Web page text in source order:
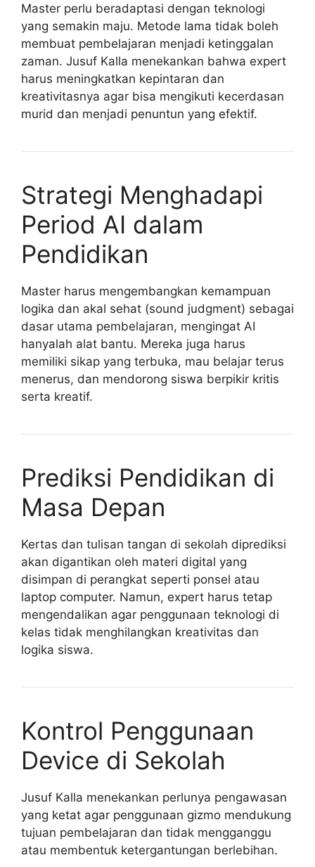
Master perlu beradaptasi dengan teknologi
yang semakin maju. Metode lama tidak boleh
membuat pembelajaran menjadi ketinggalan
zaman. Jusuf Kalla menekankan bahwa expert
harus meningkatkan kepintaran dan
kreativitasnya agar bisa mengikuti kecerdasan
murid dan menjadi penuntun yang efektif.
Strategi Menghadapi
Period AI dalam
Pendidikan
Master harus mengembangkan kemampuan
logika dan akal sehat (sound judgment) sebagai
dasar utama pembelajaran, mengingat AI
hanyalah alat bantu. Mereka juga harus
memiliki sikap yang terbuka, mau belajar terus
menerus, dan mendorong siswa berpikir kritis
serta kreatif.
Prediksi Pendidikan di
Masa Depan
Kertas dan tulisan tangan di sekolah diprediksi
akan digantikan oleh materi digital yang
disimpan di perangkat seperti ponsel atau
laptop computer. Namun, expert harus tetap
mengendalikan agar penggunaan teknologi di
kelas tidak menghilangkan kreativitas dan
logika siswa.
Kontrol Penggunaan
Device di Sekolah
Jusuf Kalla menekankan perlunya pengawasan
yang ketat agar penggunaan gizmo mendukung
tujuan pembelajaran dan tidak mengganggu
atau membentuk ketergantungan berlebihan.